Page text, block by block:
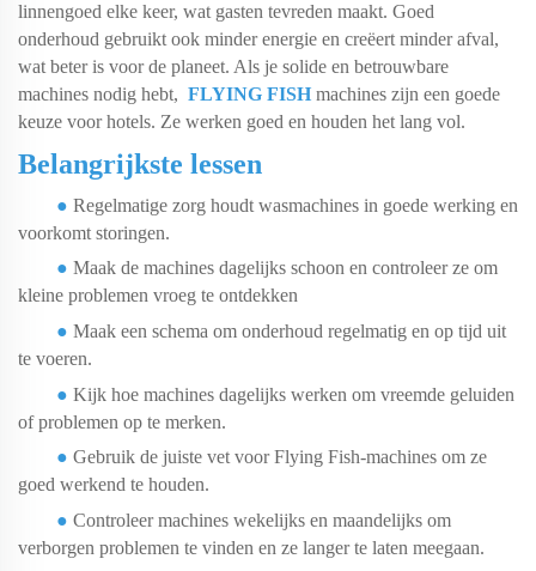
linnengoed elke keer, wat gasten tevreden maakt. Goed
onderhoud gebruikt ook minder energie en creëert minder afval,
wat beter is voor de planeet. Als je solide en betrouwbare
machines nodig hebt, FLYING FISH machines zijn een goede
keuze voor hotels. Ze werken goed en houden het lang vol.
Belangrijkste lessen
● Regelmatige zorg houdt wasmachines in goede werking en
voorkomt storingen.
● Maak de machines dagelijks schoon en controleer ze om
kleine problemen vroeg te ontdekken
● Maak een schema om onderhoud regelmatig en op tijd uit
te voeren.
● Kijk hoe machines dagelijks werken om vreemde geluiden
of problemen op te merken.
● Gebruik de juiste vet voor Flying Fish-machines om ze
goed werkend te houden.
● Controleer machines wekelijks en maandelijks om
verborgen problemen te vinden en ze langer te laten meegaan.